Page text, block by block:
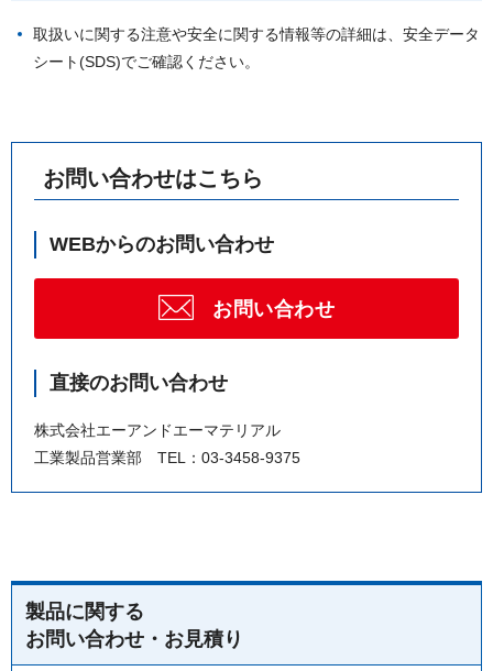
取扱いに関する注意や安全に関する情報等の詳細は、安全データ
シート(SDS)でご確認ください。
お問い合わせはこちら
WEBからのお問い合わせ
お問い合わせ
直接のお問い合わせ
株式会社エーアンドエーマテリアル
工業製品営業部 TEL：03-3458-9375
製品に関する
お問い合わせ・お見積り